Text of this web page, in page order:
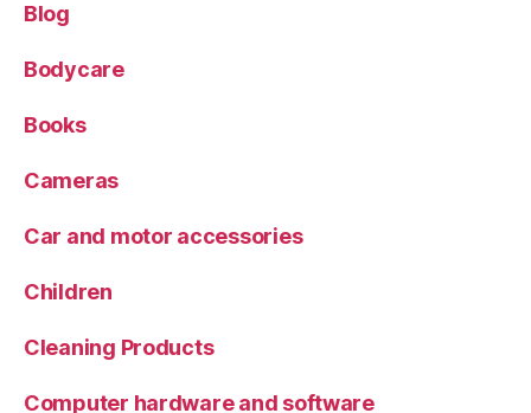
Blog
Bodycare
Books
Cameras
Car and motor accessories
Children
Cleaning Products
Computer hardware and software